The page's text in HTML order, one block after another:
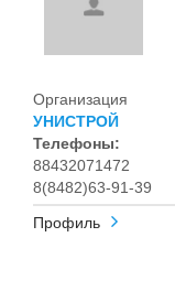
Организация
УНИСТРОЙ
Телефоны:
88432071472
8(8482)63-91-39
Профиль